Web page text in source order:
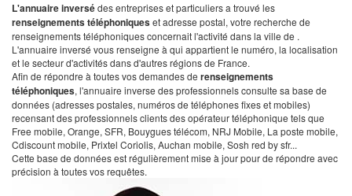
L'annuaire inversédes entreprises et particuliers a trouvé les
renseignements téléphoniqueset adresse postal, votre recherche de
renseignements téléphoniques concernait l'activité dans la ville de .
L'annuaire inversé vous renseigne à qui appartient le numéro, la localisation
et le secteur d'activités dans d'autres régions de France.
Afin de répondre à toutes vos demandes de renseignements
téléphoniques, l'annuaire inverse des professionnels consulte sa base de
données (adresses postales, numéros de téléphones fixes et mobiles)
recensant des professionnels clients des opérateur téléphonique tels que
Free mobile, Orange, SFR, Bouygues télécom, NRJ Mobile, La poste mobile,
Cdiscount mobile, Prixtel Coriolis, Auchan mobile, Sosh red by sfr...
Cette base de données est régulièrement mise à jour pour de répondre avec
précision à toutes vos requêtes.